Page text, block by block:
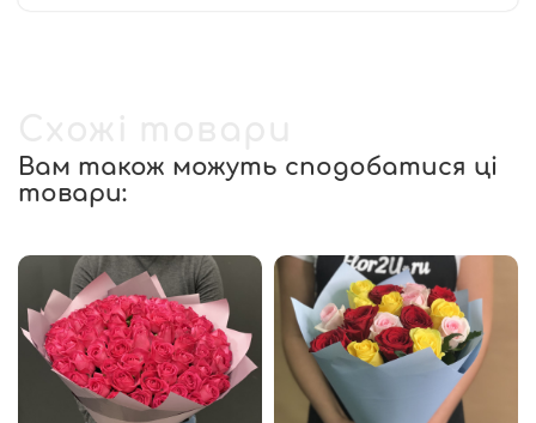
Вам також можуть сподобатися ці
товари: